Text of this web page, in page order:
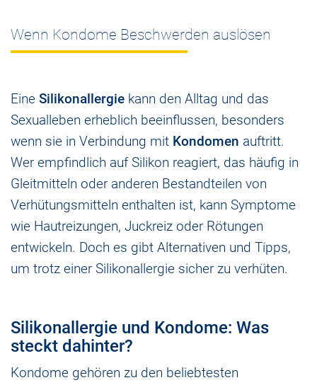
Wenn Kondome Beschwerden auslösen
Eine Silikonallergie kann den Alltag und das
Sexualleben erheblich beeinflussen, besonders
wenn sie in Verbindung mit Kondomen auftritt.
Wer empfindlich auf Silikon reagiert, das häufig in
Gleitmitteln oder anderen Bestandteilen von
Verhütungsmitteln enthalten ist, kann Symptome
wie Hautreizungen, Juckreiz oder Rötungen
entwickeln. Doch es gibt Alternativen und Tipps,
um trotz einer Silikonallergie sicher zu verhüten.
Silikonallergie und Kondome: Was
steckt dahinter?
Kondome gehören zu den beliebtesten